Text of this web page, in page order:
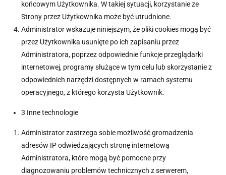
końcowym Użytkownika. W takiej sytuacji, korzystanie ze
Strony przez Użytkownika może być utrudnione.
Administrator wskazuje niniejszym, że pliki cookies mogą być
przez Użytkownika usunięte po ich zapisaniu przez
Administratora, poprzez odpowiednie funkcje przeglądarki
internetowej, programy służące w tym celu lub skorzystanie z
odpowiednich narzędzi dostępnych w ramach systemu
operacyjnego, z którego korzysta Użytkownik.
3 Inne technologie
Administrator zastrzega sobie możliwość gromadzenia
adresów IP odwiedzających stronę internetową
Administratora, które mogą być pomocne przy
diagnozowaniu problemów technicznych z serwerem,